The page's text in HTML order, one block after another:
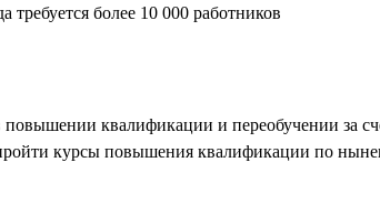
квалификации и переобучении за
курсы повышения квалификации по